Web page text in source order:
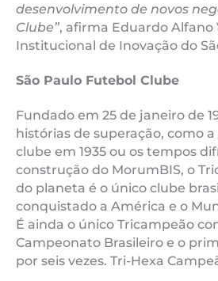
desenvolvimento de novos
Clube”, afirma Eduardo Alfano
Institucional de Inovação do
São Paulo Futebol Clube
Fundado em 25 de janeiro de
histórias de superação, como
clube em 1935 ou os tempos
construção do MorumBIS, o
do planeta é o único clube
conquistado a América e o
É ainda o único Tricampeão
Campeonato Brasileiro e o
por seis vezes. Tri-Hexa